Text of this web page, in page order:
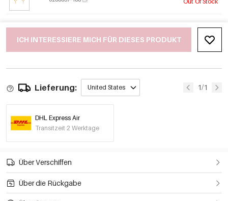
ICH INTERESSIERE MICH FÜR DIESES PRODUKT
Lieferung: United States 1/1
DHL Express Air
Transitzeit 2 Werktage
Über Verschiffen
Über die Rückgabe